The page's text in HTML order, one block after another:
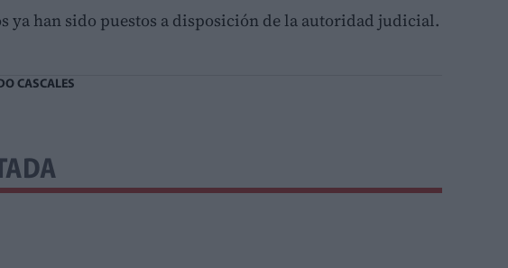
ya han sido puestos a disposición de la autoridad judicial.
CASCALES